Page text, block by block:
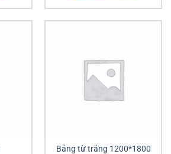
Bảng từ trắng 1200*1800